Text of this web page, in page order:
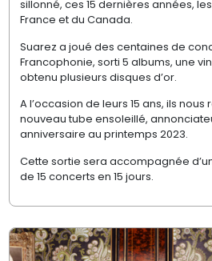
sillonné, ces 15 dernières années,
France et du Canada.
Suarez a joué des centaines de
Francophonie, sorti 5 albums, une
obtenu plusieurs disques d’or.
A l’occasion de leurs 15 ans, ils
nouveau tube ensoleillé,
anniversaire au printemps 2023.
Cette sortie sera accompagnée
de 15 concerts en 15 jours.